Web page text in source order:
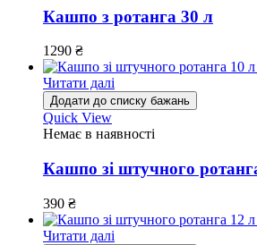
Кашпо з ротанга 30 л
1290 ₴
Читати далі
Додати до списку бажань
Quick View
Немає в наявності
Кашпо зі штучного
390 ₴
Читати далі